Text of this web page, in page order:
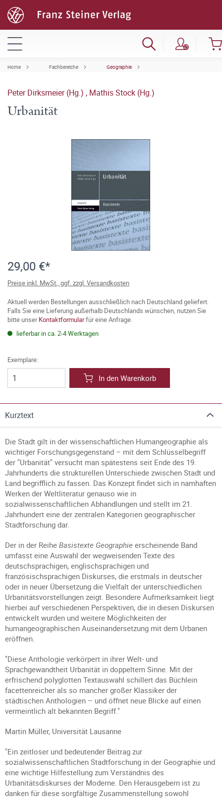
Home Fachbereiche Geographie
Peter Dirksmeier (Hg.) , Mathis Stock (Hg.)
Urbanität
29,00 €*
Preise inkl. MwSt., ggf. zzgl. Versandkosten
Aktuell werden Bestellungen ausschließlich nach Deutschland geliefert.
Falls Sie eine Lieferung außerhalb Deutschlands wünschen, nutzen Sie
bitte unserKontaktformularfür eine Anfrage.
lieferbar in ca. 2-4 Werktagen
Exemplare:
In den Warenkorb
Kurztext
Die Stadt gilt in der wissenschaftlichen Humangeographie als
wichtiger Forschungsgegenstand – mit dem Schlüsselbegriff
der "Urbanität" versucht man spätestens seit Ende des 19.
Jahrhunderts die strukturellen Unterschiede zwischen Stadt und
Land begrifflich zu fassen. Das Konzept findet sich in namhaften
Werken der Weltliteratur genauso wie in
sozialwissenschaftlichen Abhandlungen und stellt im 21.
Jahrhundert eine der zentralen Kategorien geographischer
Stadtforschung dar.
Der in der Reihe Basistexte Geographie erscheinende Band
umfasst eine Auswahl der wegweisenden Texte des
deutschsprachigen, englischsprachigen und
französischsprachigen Diskurses, die erstmals in deutscher
oder in neuer Übersetzung die Vielfalt der unterschiedlichen
Urbanitätsvorstellungen zeigt. Besondere Aufmerksamkeit liegt
hierbei auf verschiedenen Perspektiven, die in diesen Diskursen
entwickelt wurden und weitere Möglichkeiten der
humangeographischen Auseinandersetzung mit dem Urbanen
eröffnen.
"Diese Anthologie verkörpert in ihrer Welt- und
Sprachgewandtheit Urbanität in doppeltem Sinne. Mit der
erfrischend polyglotten Textauswahl schillert das Büchlein
facettenreicher als so mancher großer Klassiker der
städtischen Anthologien – und öffnet neue Blicke auf einen
vermeintlich alt bekannten Begriff."
Martin Müller, Universität Lausanne
"Ein zeitloser und bedeutender Beitrag zur
sozialwissenschaftlichen Stadtforschung in der Geographie und
eine wichtige Hilfestellung zum Verständnis des
Urbanitätsdiskurses der Moderne. Den Herausgebern ist zu
danken für diese sorgfältige Zusammenstellung sowohl